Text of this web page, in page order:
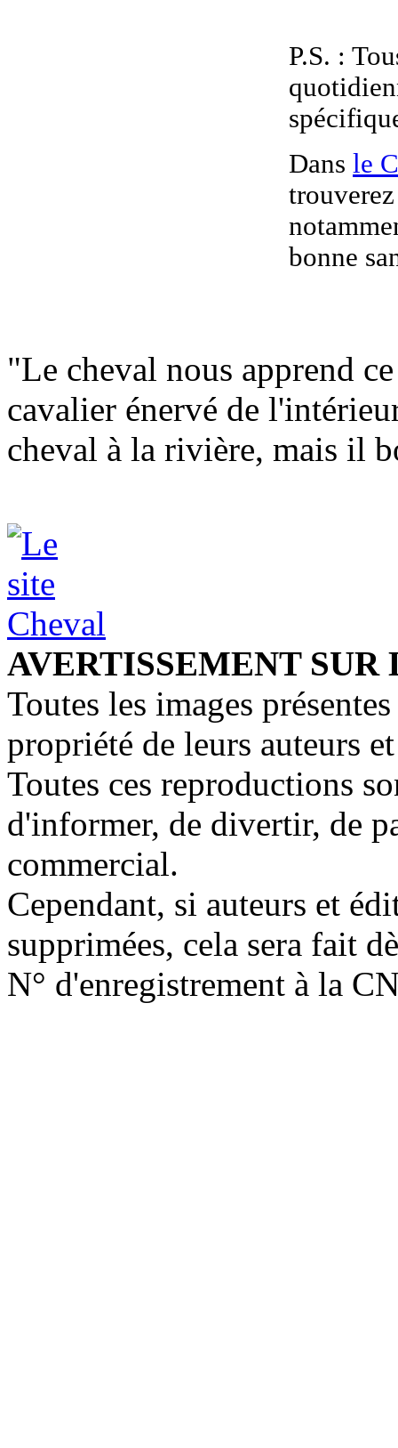
P.S. :
Dans le
bonne
"Le cheval nous apprend
cavalier énervé de
cheval à la rivière, mais il
AVERTISSEMENT
Toutes les images
propriété de leurs auteurs
Toutes ces reproductions
d'informer, de divertir, de
commercial.
Cependant, si auteurs et
supprimées, cela sera fait
N° d'enregistrement à la